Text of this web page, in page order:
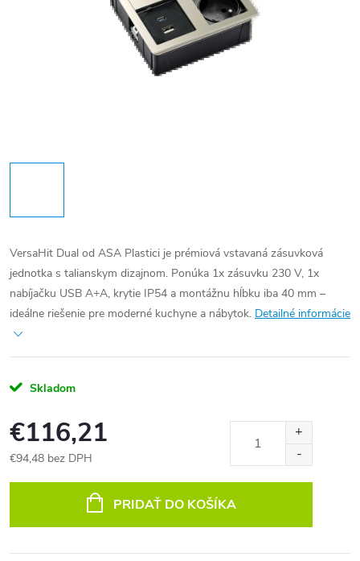
VersaHit Dual od ASA Plastici je prémiová vstavaná zásuvková
jednotka s talianskym dizajnom. Ponúka 1x zásuvku 230 V, 1x
nabíjačku USB A+A, krytie IP54 a montážnu hĺbku iba 40 mm –
ideálne riešenie pre moderné kuchyne a nábytok. Detailné informácie
Skladom
€116,21
€94,48 bez DPH
PRIDAŤ DO KOŠÍKA